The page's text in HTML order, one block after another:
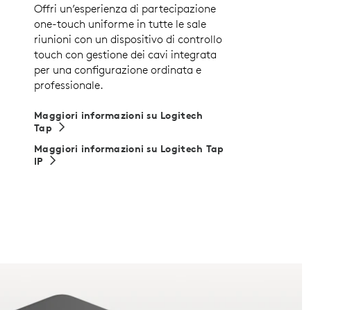
Offri un’esperienza di partecipazione
one-touch uniforme in tutte le sale
riunioni con un dispositivo di controllo
touch con gestione dei cavi integrata
per una configurazione ordinata e
professionale.
Maggiori informazioni su Logitech
Tap
Maggiori informazioni su Logitech Tap
IP